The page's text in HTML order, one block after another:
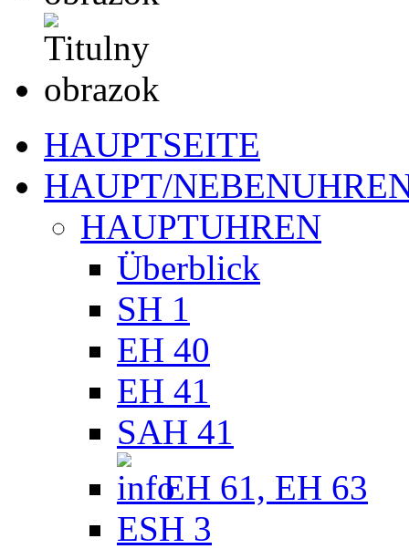
HAUPTSEITE
HAUPT/
HAUPTUHREN
Überblick
SH 1
EH 40
EH 41
SAH 41
EH 61, EH 63
ESH 3